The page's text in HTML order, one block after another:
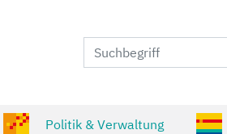
Politik & Verwaltung